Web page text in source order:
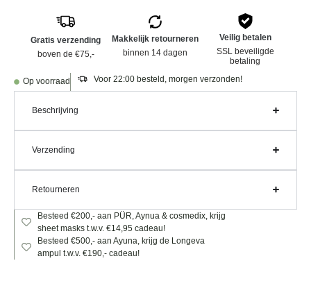
Gratis verzending
boven de €75,-
Makkelijk retourneren
binnen 14 dagen
Veilig betalen
SSL beveiligde
betaling
Op voorraad Voor 22:00 besteld, morgen verzonden!
Beschrijving
Verzending
Retourneren
Besteed €200,- aan PÜR, Aynua & cosmedix, krijg
sheet masks t.w.v. €14,95 cadeau!
Besteed €500,- aan Ayuna, krijg de Longeva
ampul t.w.v. €190,- cadeau!